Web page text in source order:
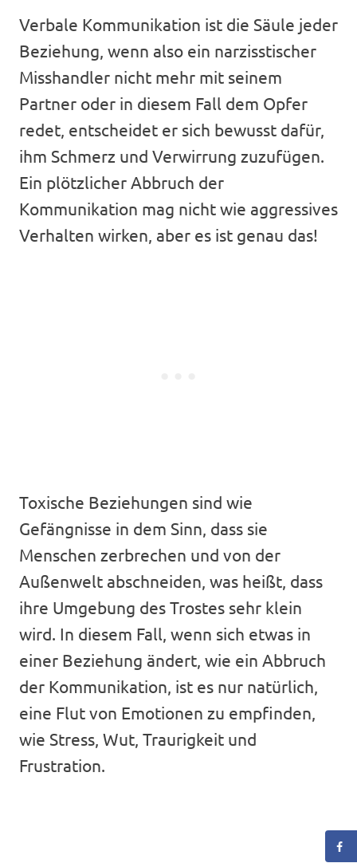
Verbale Kommunikation ist die Säule jeder
Beziehung, wenn also ein narzisstischer
Misshandler nicht mehr mit seinem
Partner oder in diesem Fall dem Opfer
redet, entscheidet er sich bewusst dafür,
ihm Schmerz und Verwirrung zuzufügen.
Ein plötzlicher Abbruch der
Kommunikation mag nicht wie aggressives
Verhalten wirken, aber es ist genau das!
Toxische Beziehungen sind wie
Gefängnisse in dem Sinn, dass sie
Menschen zerbrechen und von der
Außenwelt abschneiden, was heißt, dass
ihre Umgebung des Trostes sehr klein
wird. In diesem Fall, wenn sich etwas in
einer Beziehung ändert, wie ein Abbruch
der Kommunikation, ist es nur natürlich,
eine Flut von Emotionen zu empfinden,
wie Stress, Wut, Traurigkeit und
Frustration.